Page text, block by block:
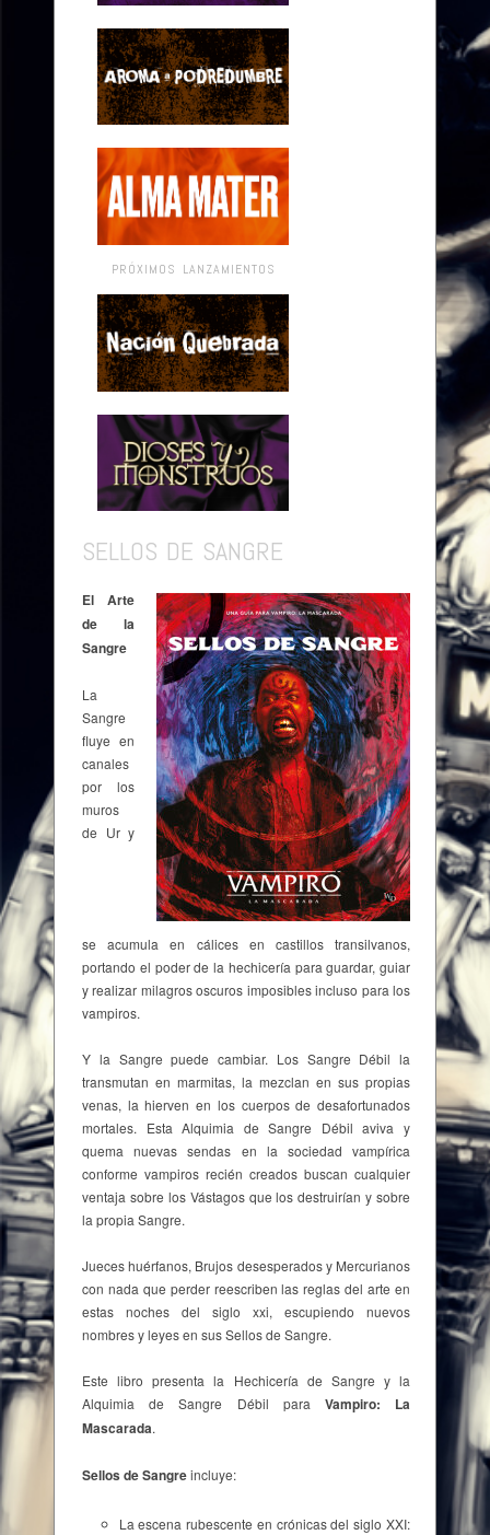
PRÓXIMOS LANZAMIENTOS
Browse: Home / Vampiro: La Mascarada
SELLOS DE SANGRE
El Arte
de la
Sangre
La
Sangre
fluye en
canales
por los
muros
de Ur y
se acumula en cálices en castillos transilvanos,
portando el poder de la hechicería para guardar, guiar
y realizar milagros oscuros imposibles incluso para los
vampiros.
Y la Sangre puede cambiar. Los Sangre Débil la
transmutan en marmitas, la mezclan en sus propias
venas, la hierven en los cuerpos de desafortunados
mortales. Esta Alquimia de Sangre Débil aviva y
quema nuevas sendas en la sociedad vampírica
conforme vampiros recién creados buscan cualquier
ventaja sobre los Vástagos que los destruirían y sobre
la propia Sangre.
Jueces huérfanos, Brujos desesperados y Mercurianos
con nada que perder reescriben las reglas del arte en
estas noches del siglo xxi, escupiendo nuevos
nombres y leyes en sus Sellos de Sangre.
Este libro presenta la Hechicería de Sangre y la
Alquimia de Sangre Débil para Vampiro: La
Mascarada.
Sellos de Sangreincluye:
La escena rubescente en crónicas del siglo XXI: